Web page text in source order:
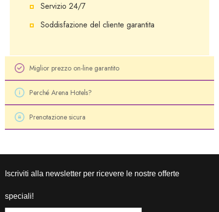
Servizio 24/7
Soddisfazione del cliente garantita
Miglior prezzo on-line garantito
Perché Arena Hotels?
Prenotazione sicura
Iscriviti alla newsletter per ricevere le nostre offerte
speciali!